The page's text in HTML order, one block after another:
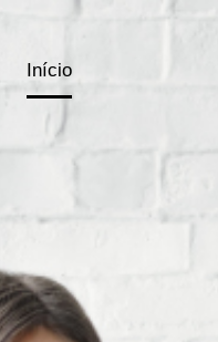
Início